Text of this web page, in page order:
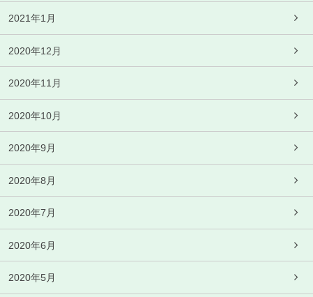
2021年1月
2020年12月
2020年11月
2020年10月
2020年9月
2020年8月
2020年7月
2020年6月
2020年5月